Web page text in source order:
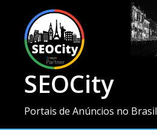
SEOCity
Portais de Anúncios no Brasil